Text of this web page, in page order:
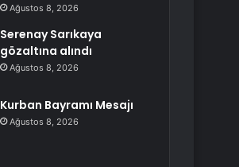
Ağustos 8, 2026
Serenay Sarıkaya
gözaltına alındı
Ağustos 8, 2026
Kurban Bayramı Mesajı
Ağustos 8, 2026